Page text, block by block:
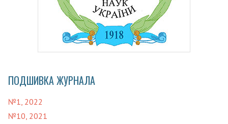
ПОДШИВКА ЖУРНАЛА
№1, 2022
№10, 2021